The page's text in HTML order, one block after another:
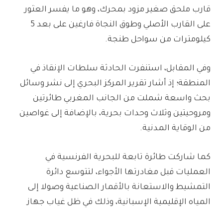
قارب ملحق صغير مزود بمحرك، وهو ما يفسر العثور
على القارب الأصلي وطوق النجاة فارغين على بعد 5
كيلومترات من سواحل طنجة.
​وفي المقابل، استنفرت الحادثة سلطات الإنقاذ في
المنطقة؛ إذ أشار تقرير المركز البحري إلى نشر وسائل
بحث واسعة شملت من الجانب المغربي طائرتين
ومروحيتين وثلاث وحدات بحرية، بالإضافة إلى غواصين
من الوقاية المدنية.
كما شاركت طائرة تابعة للبحرية الفرنسية في
العمليات قبل مغادرتها الأجواء، لتتوسع دائرة
التمشيط والاستعانة بالأقمار الصناعية وصولا إلى
المياه الإقليمية الإسبانية، وذلك في ظل غياب جهاز